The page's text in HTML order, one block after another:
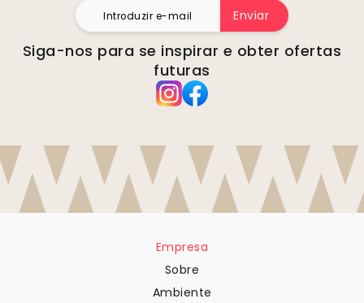
Enviar
Siga-nos para se inspirar e obter ofertas
futuras
Empresa
Sobre
Ambiente